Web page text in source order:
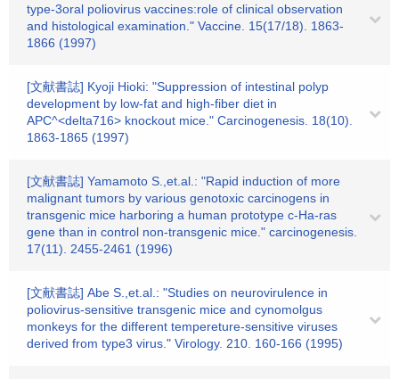
type-3oral poliovirus vaccines:role of clinical observation
and histological examination." Vaccine. 15(17/18). 1863-
1866 (1997)
[文献書誌] Kyoji Hioki: "Suppression of intestinal polyp
development by low-fat and high-fiber diet in
APC^<delta716> knockout mice." Carcinogenesis. 18(10).
1863-1865 (1997)
[文献書誌] Yamamoto S.,et.al.: "Rapid induction of more
malignant tumors by various genotoxic carcinogens in
transgenic mice harboring a human prototype c-Ha-ras
gene than in control non-transgenic mice." carcinogenesis.
17(11). 2455-2461 (1996)
[文献書誌] Abe S.,et.al.: "Studies on neurovirulence in
poliovirus-sensitive transgenic mice and cynomolgus
monkeys for the different tempereture-sensitive viruses
derived from type3 virus." Virology. 210. 160-166 (1995)